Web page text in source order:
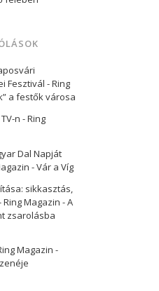
Fesztivál - Ring
a festők városa
n - Ring
Dal Napját
-Vár a Víg
sikkasztás,
Magazin -A
zsarolásba
Magazin -